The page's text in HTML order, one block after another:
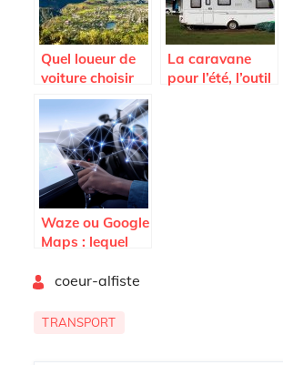
Quel loueur de
voiture choisir
sur l’Ile de la
Reunion ?
La caravane
pour l’été, l’outil
Waze ou Google
Maps : lequel
pour vous ?
coeur-alfiste
TRANSPORT